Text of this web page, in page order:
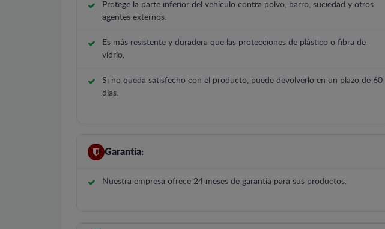
Protege la parte inferior del vehículo contra polvo, barro, suciedad y otros
agentes externos.
Es más resistente y duradera que las protecciones de plástico o fibra de
vidrio.
Si no queda satisfecho con el producto, puede devolverlo en un plazo de 60
días.
Garantía:
Nuestra empresa ofrece 24 meses de garantía para sus productos.